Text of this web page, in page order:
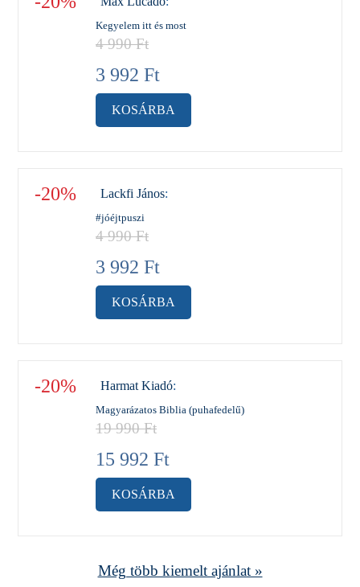
Kegyelem itt és most
4 990Ft
3 992 Ft
KOSÁRBA
-20% Lackfi János:
#jóéjtpuszi
4 990Ft
3 992 Ft
KOSÁRBA
-20% Harmat Kiadó:
Magyarázatos Biblia (puhafedelű)
19 990Ft
15 992 Ft
KOSÁRBA
Még több kiemelt ajánlat »